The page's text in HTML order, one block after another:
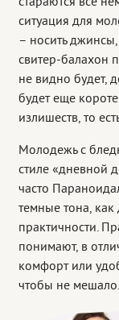
ситуация для
– носить
свитер-балахон
не видно будет,
будет еще
излишеств, то
Молодежь с
стиле «дневной
часто
темные тона, как
практичности.
понимают, в
комфорт или
чтобы не мешало.